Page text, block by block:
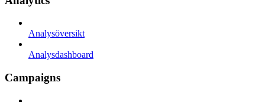
Analysöversikt
Analysdashboard
Campaigns